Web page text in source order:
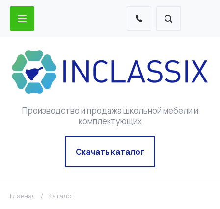
Производство и продажа школьной мебели и
комплектующих
Скачать каталог
Главная / Каталог